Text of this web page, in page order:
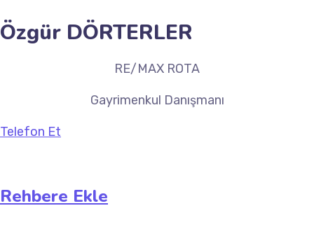
Özgür DÖRTERLER
RE/MAX ROTA
Gayrimenkul Danışmanı
Telefon Et
Rehbere Ekle